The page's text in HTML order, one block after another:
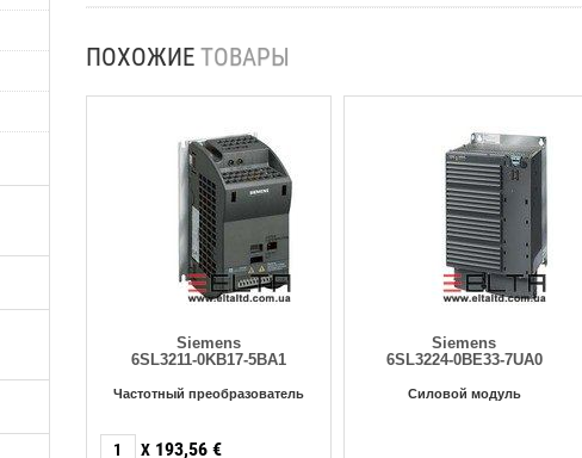
ПОХОЖИЕ ТОВАРЫ
Siemens
6SL3211-0KB17-5BA1
Частотный преобразователь
X 193,56 €
Siemens
6SL3224-0BE33-7UA0
Силовой модуль